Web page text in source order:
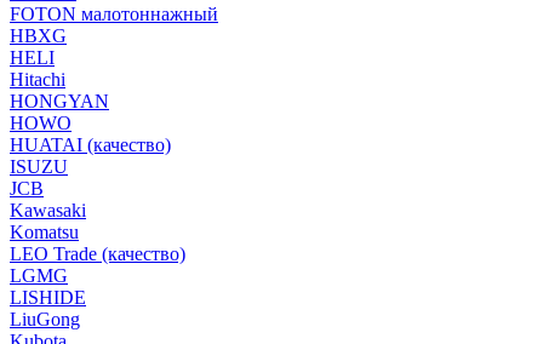
FOTON малотоннажный
HBXG
HELI
Hitachi
HONGYAN
HOWO
HUATAI (качество)
ISUZU
JCB
Kawasaki
Komatsu
LEO Trade (качество)
LGMG
LISHIDE
LiuGong